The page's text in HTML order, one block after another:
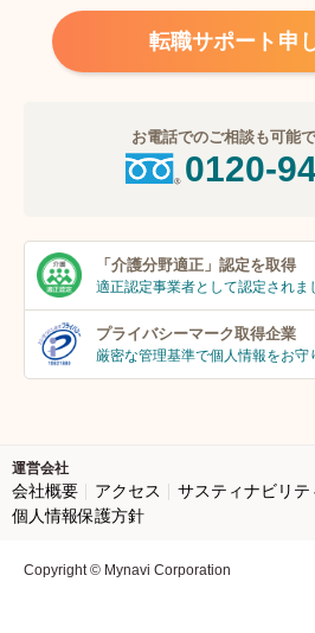
転職サポート申
お電話でのご相談も可能
0120-
「介護分野適正」 認定を取得
適正認定事業者として認定されま
プライバシーマーク取得企業
厳密な管理基準で個人情報をお守
運営会社
会社概要 アクセス サスティナビリテ
個人情報保護方針
Copyright © Mynavi Corporation